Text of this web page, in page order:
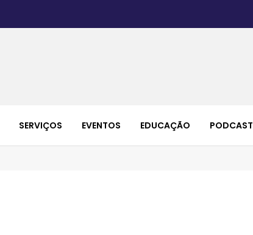
SERVIÇOS EVENTOS EDUCAÇÃO PODCAST